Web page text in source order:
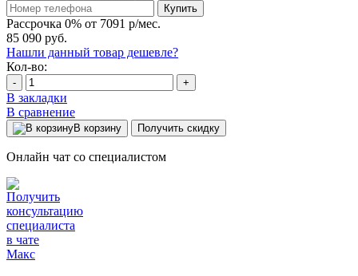
Купить
Рассрочка 0% от 7091 р/мес.
85 090 руб.
Нашли данный товар дешевле?
Кол-во:
- +
В закладки
В сравнение
В корзину Получить скидку
Онлайн чат со специалистом